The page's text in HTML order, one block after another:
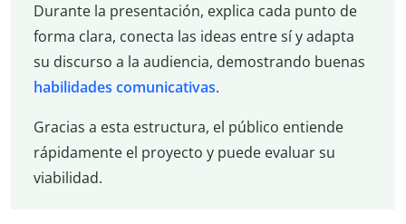
Durante la presentación, explica cada punto de
forma clara, conecta las ideas entre sí y adapta
su discurso a la audiencia, demostrando buenas
habilidades comunicativas.
Gracias a esta estructura, el público entiende
rápidamente el proyecto y puede evaluar su
viabilidad.